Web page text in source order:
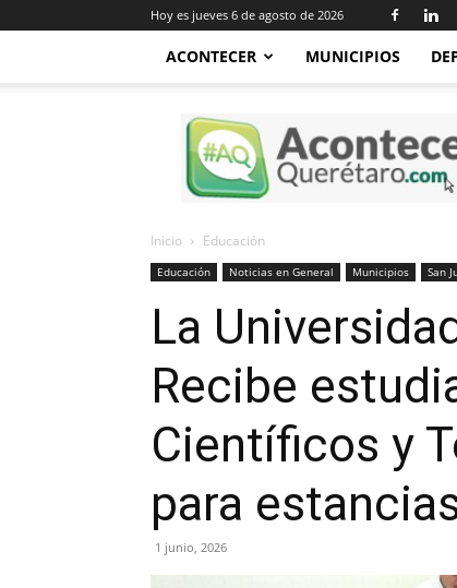
Hoy es jueves 6 de agosto de 2026
ACONTECER MUNICIPIOS
Acontecer
Querétaro
Inicio Educación
Educación Noticias en General Municipios San
La
Recibe
Científicos y
para
1 junio, 2026